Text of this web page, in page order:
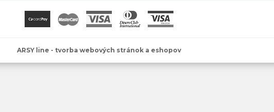
ARSY line - tvorba webových stránok a eshopov